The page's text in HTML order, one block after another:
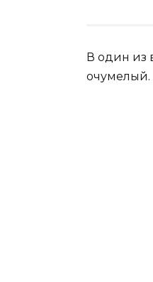
В один из
очумелый.